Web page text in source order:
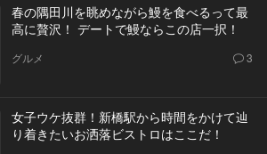
春の隅田川を眺めながら鰻を食べるって最
高に贅沢！ デートで鰻ならこの店一択！
グルメ 3
女子ウケ抜群！新橋駅から時間をかけて辿
り着きたいお洒落ビストロはここだ！